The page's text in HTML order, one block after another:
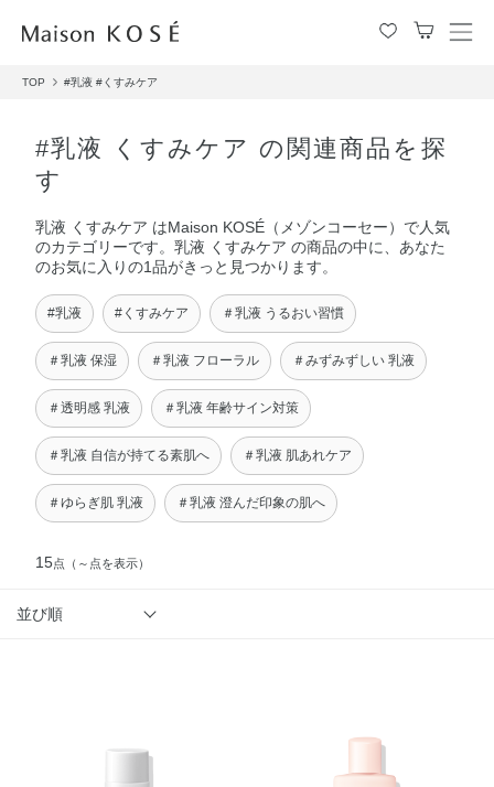
メ
TOP #乳液 #くすみケア
#乳液 くすみケア の関連商品を探
す
乳液 くすみケア はMaison KOSÉ（メゾンコーセー）で人気
のカテゴリーです。乳液 くすみケア の商品の中に、あなた
のお気に入りの1品がきっと見つかります。
#乳液 #くすみケア ＃乳液 うるおい習慣
＃乳液 保湿 ＃乳液 フローラル ＃みずみずしい 乳液
＃透明感 乳液 ＃乳液 年齢サイン対策
＃乳液 自信が持てる素肌へ ＃乳液 肌あれケア
＃ゆらぎ肌 乳液 ＃乳液 澄んだ印象の肌へ
15点 （～点を表示）
並び順